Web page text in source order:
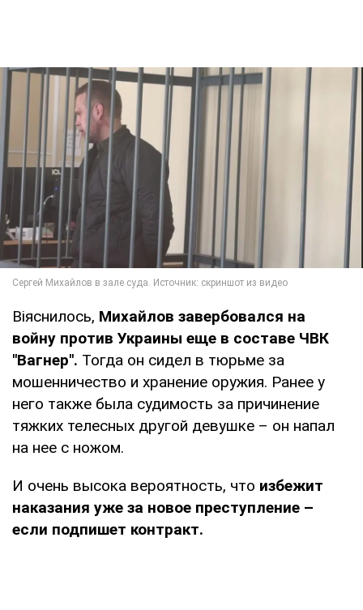
Віяснилось, Михайлов завербовался на
войну против Украины еще в составе ЧВК
"Вагнер". Тогда он сидел в тюрьме за
мошенничество и хранение оружия. Ранее у
него также была судимость за причинение
тяжких телесных другой девушке – он напал
на нее с ножом.
И очень высока вероятность, что избежит
наказания уже за новое преступление –
если подпишет контракт.